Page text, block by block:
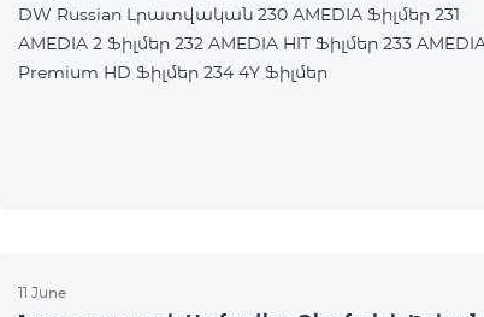
DW Russian Լրատվական 230 AMEDIA Ֆիլմեր 231
AMEDIA 2 Ֆիլմեր 232 AMEDIA HIT Ֆիլմեր 233 AMEDIA
Premium HD Ֆիլմեր 234 4Y Ֆիլմեր
11 June